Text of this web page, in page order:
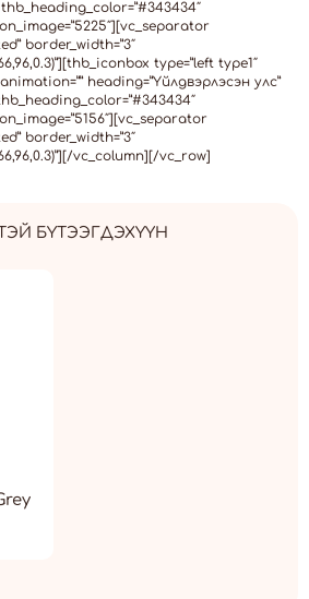
border_width=”3″
type=”left type1″
heading=”Үйлдвэрлэсэн улс”
border_width=”3″
vc_column][/vc_row]
БҮТЭЭГДЭХҮҮН